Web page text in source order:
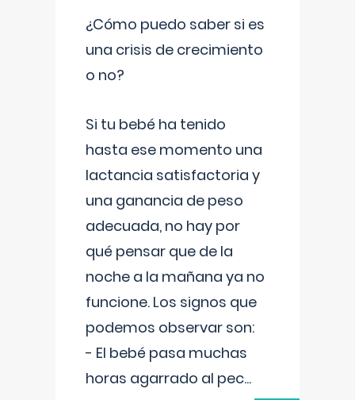
¿Cómo puedo saber si es
una crisis de crecimiento
o no?
Si tu bebé ha tenido
hasta ese momento una
lactancia satisfactoria y
una ganancia de peso
adecuada, no hay por
qué pensar que de la
noche a la mañana ya no
funcione. Los signos que
podemos observar son:
- El bebé pasa muchas
horas agarrado al pec...